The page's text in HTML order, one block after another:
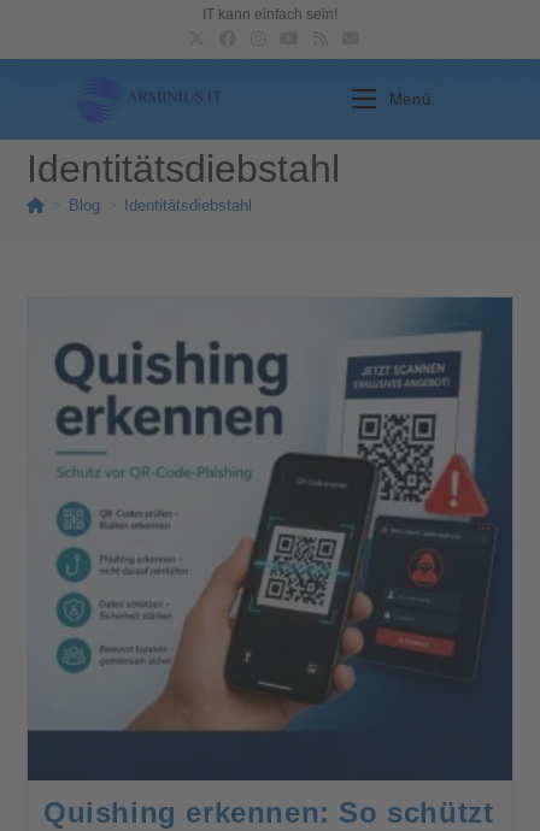
IT kann einfach sein!
Menü
Identitätsdiebstahl
Blog Identitätsdiebstahl
Quishing erkennen: So schützt